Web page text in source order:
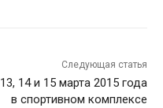
Следующая статья
13, 14 и 15 марта 2015 года
в спортивном комплексе